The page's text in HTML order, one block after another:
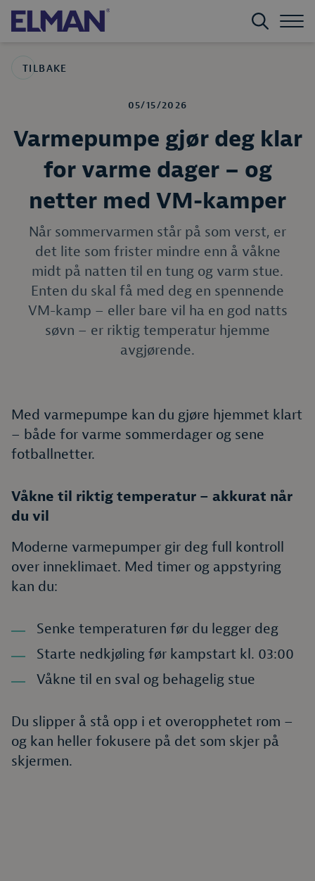
TILBAKE
05/15/2026
Varmepumpe gjør deg klar
for varme dager – og
netter med VM-kamper
Når sommervarmen står på som verst, er
det lite som frister mindre enn å våkne
midt på natten til en tung og varm stue.
Enten du skal få med deg en spennende
VM-kamp – eller bare vil ha en god natts
søvn – er riktig temperatur hjemme
avgjørende.
Med varmepumpe kan du gjøre hjemmet klart
– både for varme sommerdager og sene
fotballnetter.
Våkne til riktig temperatur – akkurat når
du vil
Moderne varmepumper gir deg full kontroll
over inneklimaet. Med timer og appstyring
kan du:
Senke temperaturen før du legger deg
Starte nedkjøling før kampstart kl. 03:00
Våkne til en sval og behagelig stue
Du slipper å stå opp i et overopphetet rom –
og kan heller fokusere på det som skjer på
skjermen.